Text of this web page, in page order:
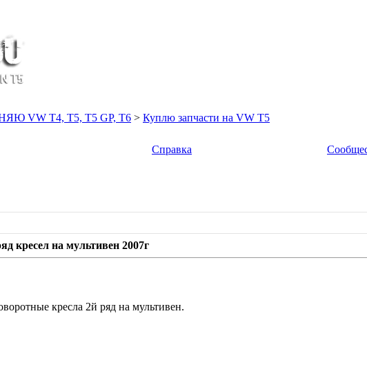
VW T4, Т5, T5 GP, T6 > Куплю запчасти на VW T5
Справка
кресел на мультивен 2007г
кресла 2й ряд на мультивен.